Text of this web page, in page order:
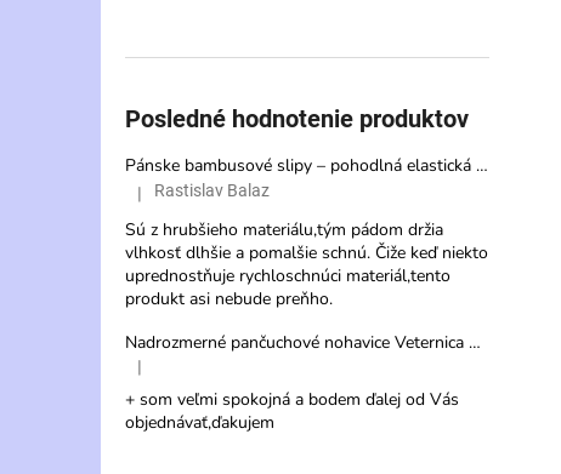
Posledné hodnotenie produktov
Pánske bambusové slipy – pohodlná elastická spodná bielizeň s vysokou savosťou
Hodnotenie produktu je 3 z 5 hviezdičiek.
| Rastislav Balaz
Sú z hrubšieho materiálu,tým pádom držia
vlhkosť dlhšie a pomalšie schnú. Čiže keď niekto
uprednostňuje rychloschnúci materiál,tento
produkt asi nebude preňho.
Nadrozmerné pančuchové nohavice Veternica 20 DEN s veľkým klinom
Hodnotenie produktu je 5 z 5 hviezdičiek.
|
+ som veľmi spokojná a bodem ďalej od Vás
objednávať,ďakujem